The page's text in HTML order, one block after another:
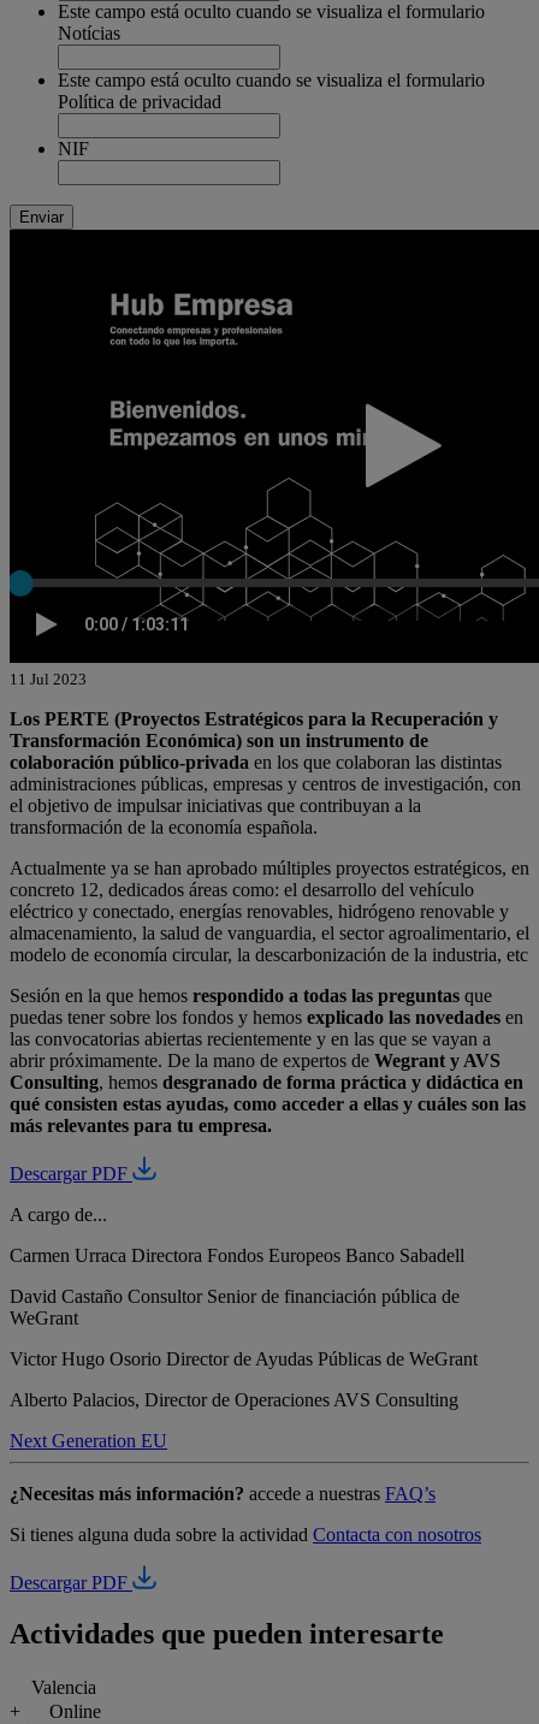
Este campo está oculto cuando se visualiza el formulario
Notícias
Este campo está oculto cuando se visualiza el formulario
Política de privacidad
NIF
11 Jul 2023
Los PERTE (Proyectos Estratégicos para la Recuperación y
Transformación Económica) son un instrumento de
colaboración público-privada en los que colaboran las distintas
administraciones públicas, empresas y centros de investigación, con
el objetivo de impulsar iniciativas que contribuyan a la
transformación de la economía española.
Actualmente ya se han aprobado múltiples proyectos estratégicos, en
concreto 12, dedicados áreas como: el desarrollo del vehículo
eléctrico y conectado, energías renovables, hidrógeno renovable y
almacenamiento, la salud de vanguardia, el sector agroalimentario, el
modelo de economía circular, la descarbonización de la industria, etc
Sesión en la que hemos respondido a todas las preguntas que
puedas tener sobre los fondos y hemos explicado las novedades en
las convocatorias abiertas recientemente y en las que se vayan a
abrir próximamente. De la mano de expertos de Wegrant y AVS
Consulting, hemos desgranado de forma práctica y didáctica en
qué consisten estas ayudas, como acceder a ellas y cuáles son las
más relevantes para tu empresa.
Descargar PDF
A cargo de...
Carmen Urraca Directora Fondos Europeos Banco Sabadell
David Castaño Consultor Senior de financiación pública de
WeGrant
Victor Hugo Osorio Director de Ayudas Públicas de WeGrant
Alberto Palacios, Director de OperacionesAVS Consulting
Next Generation EU
¿Necesitas más información? accede a nuestras FAQ’s
Si tienes alguna duda sobre la actividad Contacta con nosotros
Descargar PDF
Actividades que pueden interesarte
Valencia
+
Online